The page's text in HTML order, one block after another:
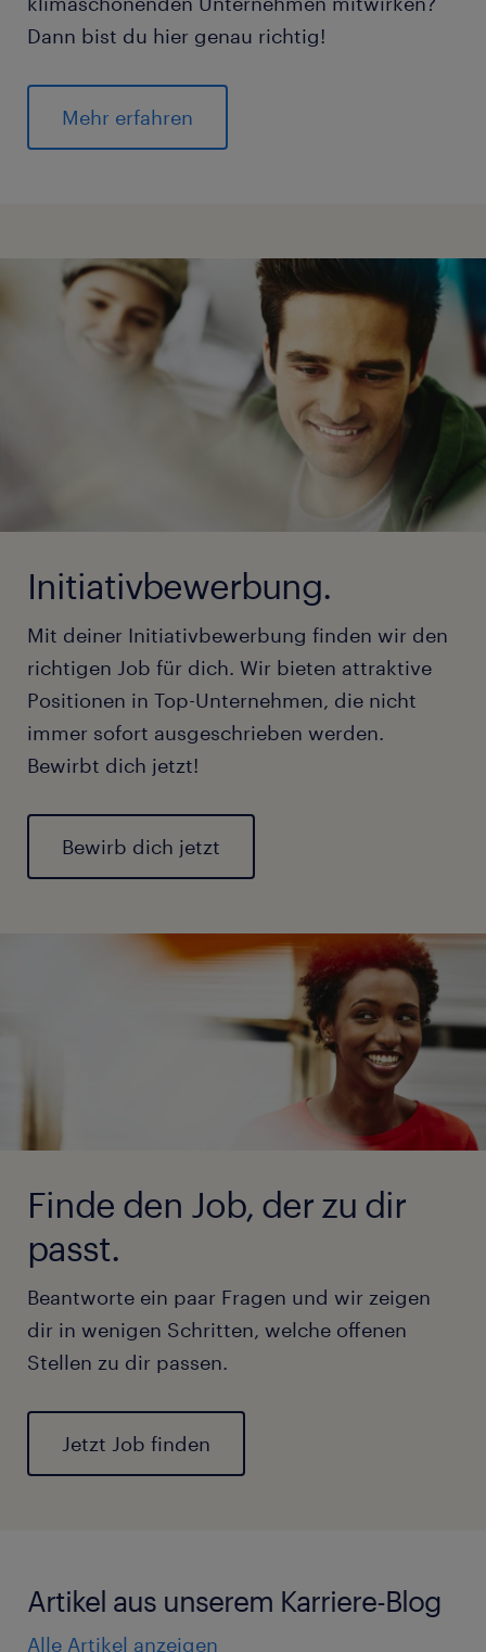
Dann bist du hier genau richtig!
Mehr erfahren
Initiativbewerbung.
Mit deiner Initiativbewerbung finden wir den
richtigen Job für dich. Wir bieten attraktive
Positionen in Top-Unternehmen, die nicht
immer sofort ausgeschrieben werden.
Bewirbt dich jetzt!
Bewirb dich jetzt
Finde den Job, der zu dir
passt.
Beantworte ein paar Fragen und wir zeigen
dir in wenigen Schritten, welche offenen
Stellen zu dir passen.
Jetzt Job finden
Artikel aus unserem Karriere-Blog
Alle Artikel anzeigen